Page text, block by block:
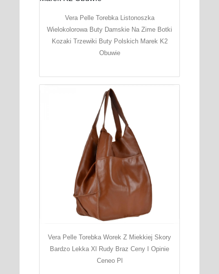
Vera Pelle Torebka Listonoszka
Wielokolorowa Buty Damskie Na Zime Botki
Kozaki Trzewiki Buty Polskich Marek K2
Obuwie
Vera Pelle Torebka Worek Z Miekkiej Skory
Bardzo Lekka Xl Rudy Braz Ceny I Opinie
Ceneo Pl